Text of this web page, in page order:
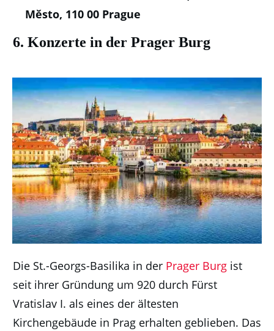
Město, 110 00 Prague
6. Konzerte in der Prager Burg
Die St.-Georgs-Basilika in der Prager Burg ist
seit ihrer Gründung um 920 durch Fürst
Vratislav I. als eines der ältesten
Kirchengebäude in Prag erhalten geblieben. Das